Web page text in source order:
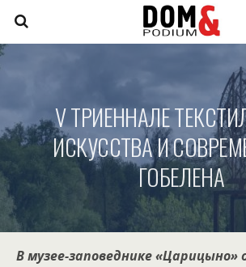
V ТРИЕННАЛЕ
ИСКУССТВА И
ГОБЕЛЕНА
В музее-заповеднике «Царицыно»